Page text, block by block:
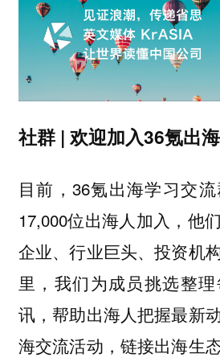
社群 | 欢迎加入36氪出
目前，36氪出海学习交
17,000位出海人加入，他
企业、行业巨头、投资机
里，我们为成员挑选整
讯，帮助出海人把握最新
海交流活动，链接出海生